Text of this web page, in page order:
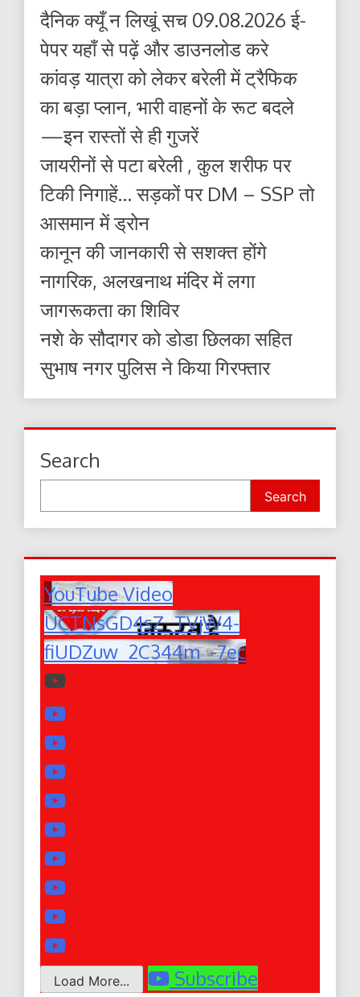
दैनिक क्यूँ न लिखूं सच 09.08.2026 ई-
पेपर यहाँ से पढ़ें और डाउनलोड करे
कांवड़ यात्रा को लेकर बरेली में ट्रैफिक
का बड़ा प्लान, भारी वाहनों के रूट बदले
—इन रास्तों से ही गुजरें
जायरीनों से पटा बरेली , कुल शरीफ पर
टिकी निगाहें… सड़कों पर DM – SSP तो
आसमान में ड्रोन
कानून की जानकारी से सशक्त होंगे
नागरिक, अलखनाथ मंदिर में लगा
जागरूकता का शिविर
नशे के सौदागर को डोडा छिलका सहित
सुभाष नगर पुलिस ने किया गिरफ्तार
Search
Search
YouTube Video
UCTNsGD4sZ_TVjW4-
fiUDZuw_2C344m_-7ec
Load More... Subscribe